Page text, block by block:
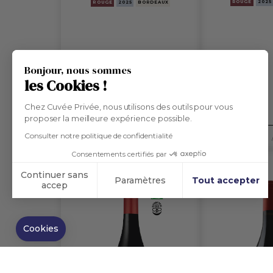
ROUGE 2025 BORDEAUX
50,20 € / BOUTEILLE
ROUGE 2025
Bonjour, nous sommes
les Cookies !
Chez Cuvée Privée, nous utilisons des outils pour vous
proposer la meilleure expérience possible.
Consulter notre politique de confidentialité
Consentements certifiés par
Continuer sans
accep
Paramètres Tout accepter
Plateforme de Gestion du Consentement :
Notre plateforme vous permet d'adapter et de
Cookies